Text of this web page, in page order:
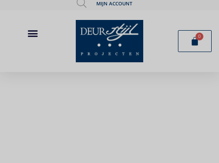
MIJN ACCOUNT
0